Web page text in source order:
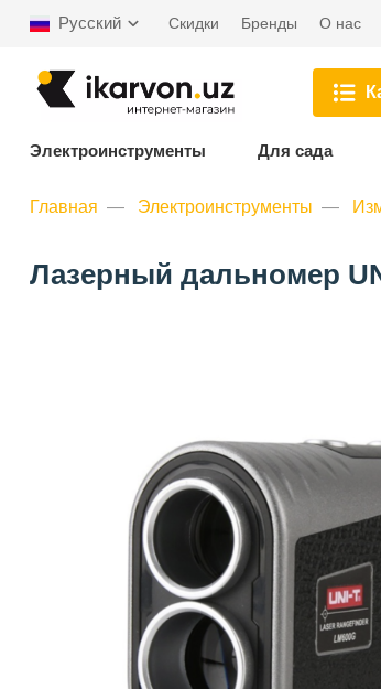
Русский Скидки Бренды О нас
Электроинструменты Для сада
Главная Электроинструменты
Лазерный дальномер